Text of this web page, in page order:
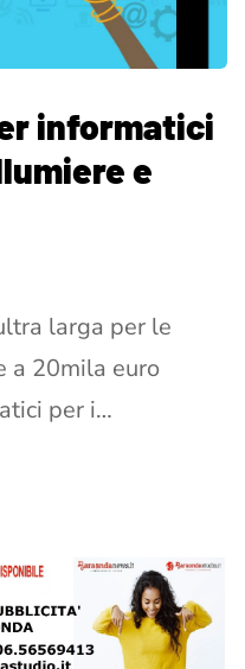
informatici
e
larga per le
a 20mila euro
per i…